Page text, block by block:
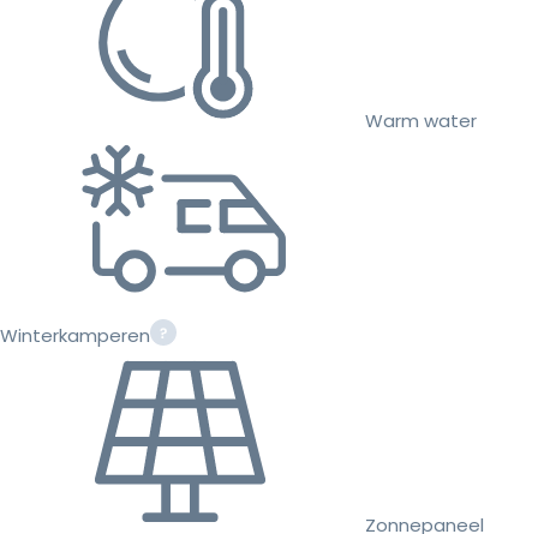
Warm water
Winterkamperen
Zonnepaneel